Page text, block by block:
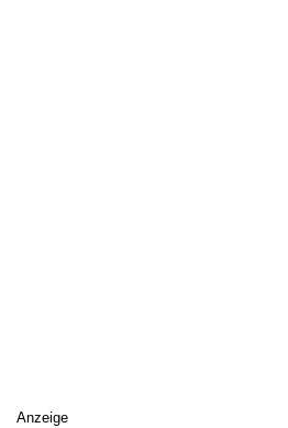
Anzeige